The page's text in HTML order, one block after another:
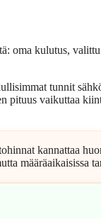
oma kulutus,
tunnit
pituus vaikuttaa
kannattaa
määräaikaisissa